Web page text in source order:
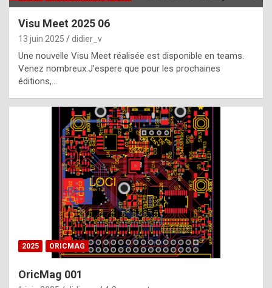
t
t
e
b
e
s
t
p
h
o
n
y
Visu Meet 2025 06
13 juin 2025 didier_v
Une nouvelle Visu Meet réalisée est disponible en teams.
Venez nombreux.J’espere que pour les prochaines
éditions,…
2025 ORICMAG
OricMag 001